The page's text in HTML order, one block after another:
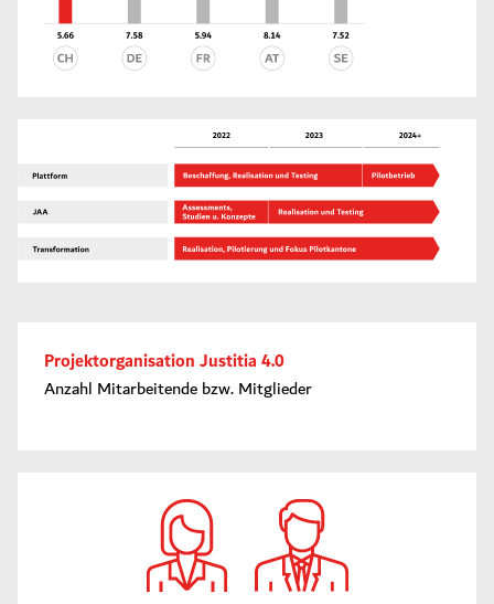
Projektorganisation Justitia 4.0
Anzahl Mitarbeitende bzw. Mitglieder